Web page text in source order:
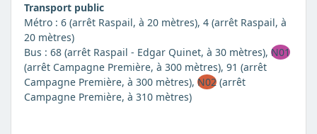
Transport public
Métro : 6 (arrêt Raspail, à 20 mètres), 4 (arrêt Raspail, à
20 mètres)
Bus : 68 (arrêt Raspail - Edgar Quinet, à 30 mètres), N01
(arrêt Campagne Première, à 300 mètres), 91 (arrêt
Campagne Première, à 300 mètres), N02(arrêt
Campagne Première, à 310 mètres)